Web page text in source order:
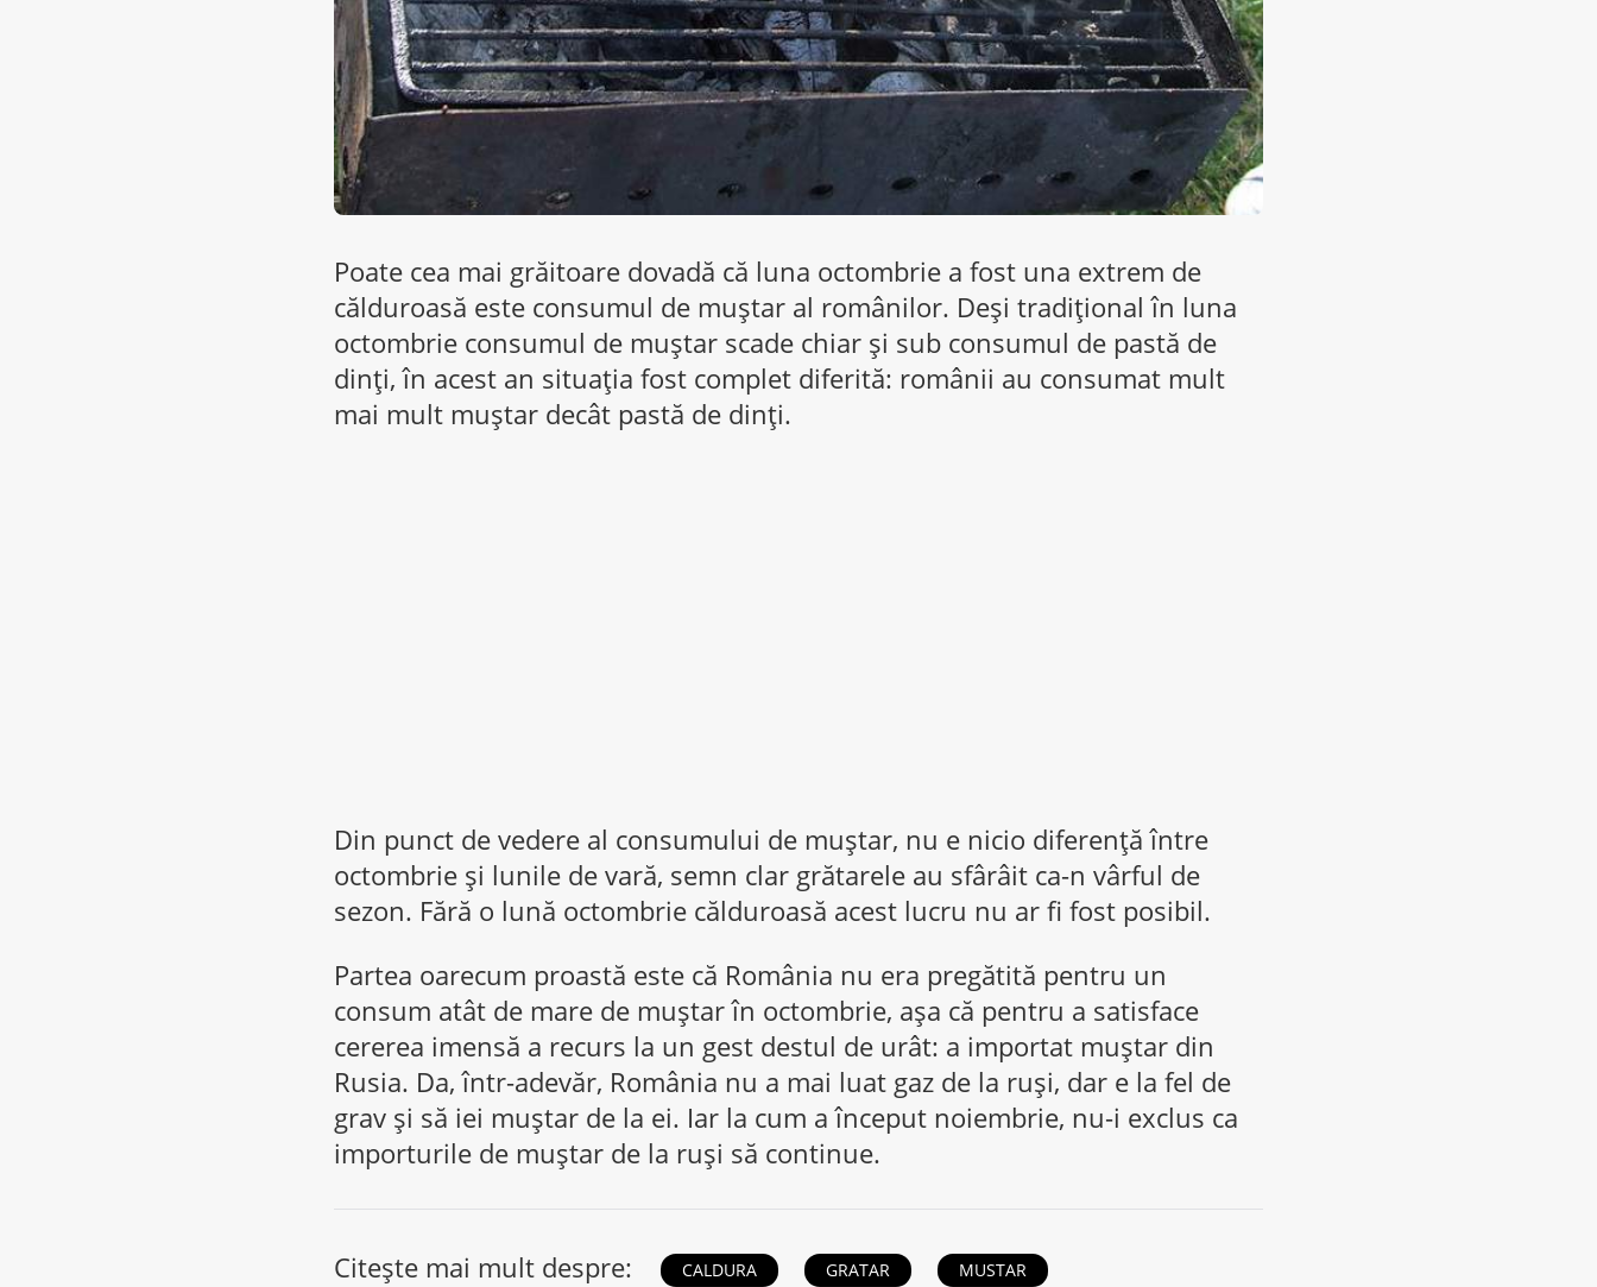
Poate cea mai grăitoare dovadă că luna octombrie a fost una extrem de
călduroasă este consumul de muștar al românilor. Deși tradițional în luna
octombrie consumul de muștar scade chiar și sub consumul de pastă de
dinți, în acest an situația fost complet diferită: românii au consumat mult
mai mult muștar decât pastă de dinți.
Din punct de vedere al consumului de muștar, nu e nicio diferență între
octombrie și lunile de vară, semn clar grătarele au sfârâit ca-n vârful de
sezon. Fără o lună octombrie călduroasă acest lucru nu ar fi fost posibil.
Partea oarecum proastă este că România nu era pregătită pentru un
consum atât de mare de muștar în octombrie, așa că pentru a satisface
cererea imensă a recurs la un gest destul de urât: a importat muștar din
Rusia. Da, într-adevăr, România nu a mai luat gaz de la ruși, dar e la fel de
grav și să iei muștar de la ei. Iar la cum a început noiembrie, nu-i exclus ca
importurile de muștar de la ruși să continue.
Citește mai mult despre: CALDURA GRATAR MUSTAR